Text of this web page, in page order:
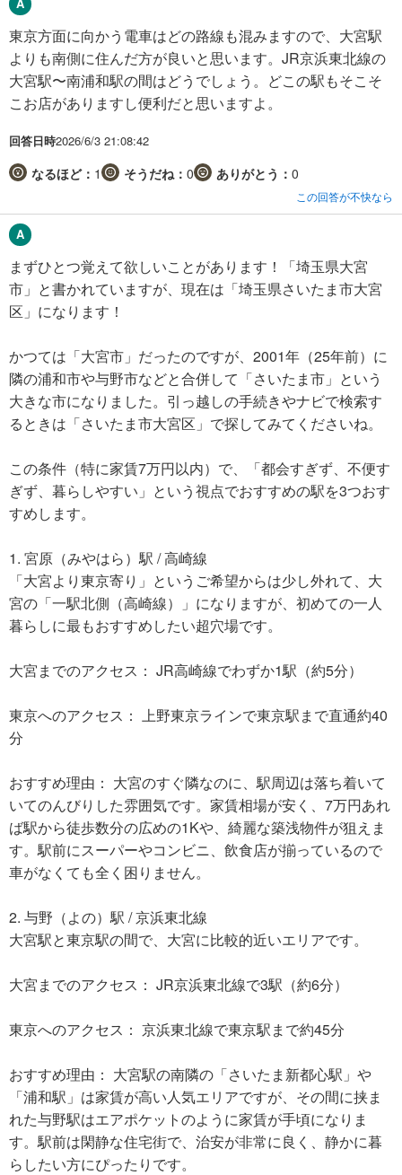
東京方面に向かう電車はどの路線も混みますので、大宮駅
よりも南側に住んだ方が良いと思います。JR京浜東北線の
大宮駅〜南浦和駅の間はどうでしょう。どこの駅もそこそ
こお店がありますし便利だと思いますよ。
回答日時2026/6/3 21:08:42
なるほど： 1 そうだね： 0 ありがとう： 0
この回答が不快なら
まずひとつ覚えて欲しいことがあります！「埼玉県大宮
市」と書かれていますが、現在は「埼玉県さいたま市大宮
区」になります！
かつては「大宮市」だったのですが、2001年（25年前）に
隣の浦和市や与野市などと合併して「さいたま市」という
大きな市になりました。引っ越しの手続きやナビで検索す
るときは「さいたま市大宮区」で探してみてくださいね。
この条件（特に家賃7万円以内）で、「都会すぎず、不便す
ぎず、暮らしやすい」という視点でおすすめの駅を3つおす
すめします。
1. 宮原（みやはら）駅 / 高崎線
「大宮より東京寄り」というご希望からは少し外れて、大
宮の「一駅北側（高崎線）」になりますが、初めての一人
暮らしに最もおすすめしたい超穴場です。
大宮までのアクセス： JR高崎線でわずか1駅（約5分）
東京へのアクセス： 上野東京ラインで東京駅まで直通約40
分
おすすめ理由： 大宮のすぐ隣なのに、駅周辺は落ち着いて
いてのんびりした雰囲気です。家賃相場が安く、7万円あれ
ば駅から徒歩数分の広めの1Kや、綺麗な築浅物件が狙えま
す。駅前にスーパーやコンビニ、飲食店が揃っているので
車がなくても全く困りません。
2. 与野（よの）駅 / 京浜東北線
大宮駅と東京駅の間で、大宮に比較的近いエリアです。
大宮までのアクセス： JR京浜東北線で3駅（約6分）
東京へのアクセス： 京浜東北線で東京駅まで約45分
おすすめ理由： 大宮駅の南隣の「さいたま新都心駅」や
「浦和駅」は家賃が高い人気エリアですが、その間に挟ま
れた与野駅はエアポケットのように家賃が手頃になりま
す。駅前は閑静な住宅街で、治安が非常に良く、静かに暮
らしたい方にぴったりです。